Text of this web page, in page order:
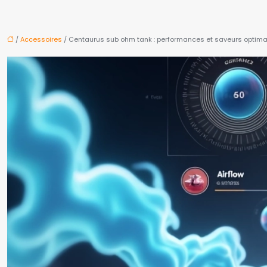
/Accessoires / Centaurus sub ohm tank : performances et saveurs